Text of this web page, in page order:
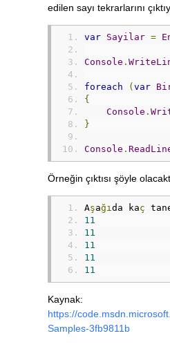
edilen sayı tekrarlarını
var Sayilar =
Console .
foreach ( var
{
Console .
}
Console .
Örneğin çıktısı şöyle
Aşağıda kaç
11
11
11
11
11
Kaynak:
https://
Samples-3fb9811b